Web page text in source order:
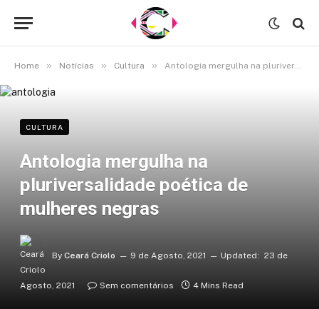
Home » Notícias » Cultura » Antologia mergulha na pluriversalidade poética de mulheres negras
CULTURA
Antologia mergulha na
pluriversalidade poética de
mulheres negras
By Ceará Criolo 9 de Agosto, 2021 Updated: 23 de
Agosto, 2021 Sem comentários 4 Mins Read